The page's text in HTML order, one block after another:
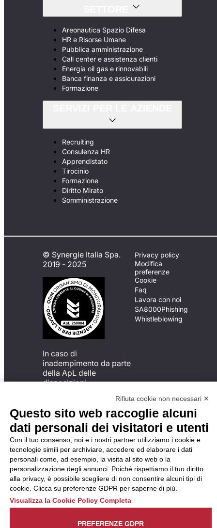
Areonautica Spazio Difesa
HR e Risorse Umane
Pubblica amministrazione
Call center e assistenza clienti
Energia oil gas e rinnovabili
Banca finanza e assicurazioni
Formazione
Recruiting
Consulenza HR
Apprendistato
Tirocinio
Formazione
Diritto Mirato
Somministrazione
© Synergie Italia Spa.
2019 - 2025
In caso di
inadempimento da parte
della ApL delle
disposizioni
possibile presentare un
reclamo
all’Organismo di
Monitoraggio utilizzando
una delle modalità
descritte al seguente
indirizzo web
https://odm-
agenzielavoro.it/reclami/.
Privacy policy
Modifica
preferenze
Cookie
Faq
Lavora con noi
SA8000Phishing
Whistleblowing
Rifiuta cookie non necessari ✕
Questo sito web raccoglie alcuni
dati personali dei visitatori e utenti
Con il tuo consenso, noi e i nostri partner utilizziamo i cookie e
tecnologie simili per archiviare, accedere ed elaborare i dati
personali come, ad esempio, la visita al sito web o la
personalizzazione degli annunci. Poiché rispettiamo il tuo diritto
alla privacy, è possibile scegliere di non consentire alcuni tipi di
cookie. Clicca su preferenze GDPR per saperne di più.
Visualizza la Cookie Policy Completa
PREFERENZE GDPR